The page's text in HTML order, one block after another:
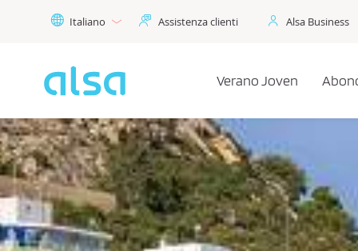
Skip to Main Content
Italiano Assistenza clienti Alsa Business
Verano Joven